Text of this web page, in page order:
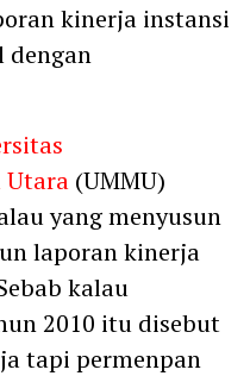
kinerja instansi
dengan
Utara (UMMU)
yang menyusun
laporan kinerja
kalau
2010 itu disebut
tapi permenpan